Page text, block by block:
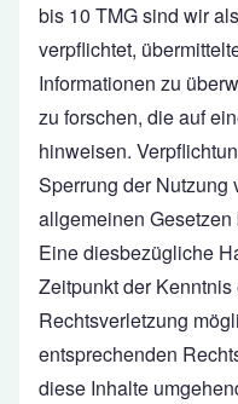
bis 10 TMG sind wir
verpflichtet,
Informationen zu
zu forschen, die auf
hinweisen.
Sperrung der Nutzung
allgemeinen
Eine diesbezügliche
Zeitpunkt der
Rechtsverletzung
entsprechenden
diese Inhalte